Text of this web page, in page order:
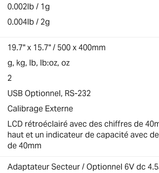
0.002lb / 1g
0.004lb / 2g
19.7" x 15.7" / 500 x 400mm
g, kg, lb, lb:oz, oz
2
USB Optionnel, RS-232
Calibrage Externe
LCD rétroéclairé avec des chiffres de
haut et un indicateur de capacité avec
de 40mm
Adaptateur Secteur / Optionnel 6V dc